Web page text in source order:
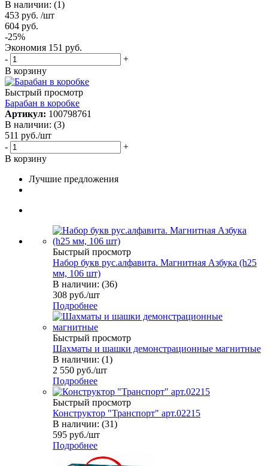
В наличии: (1)
453 руб. /шт
604 руб.
-25%
Экономия 151 руб.
-
+
В корзину
Быстрый просмотр
Барабан в коробке
Артикул: 100798761
В наличии: (3)
511 руб./шт
-
+
В корзину
Лучшие предложения
Быстрый просмотр
Набор букв рус.алфавита. Магнитная Азбука (h25
мм, 106 шт)
В наличии: (36)
308 руб./шт
Подробнее
Быстрый просмотр
Шахматы и шашки демонстрационные магнитные
В наличии: (1)
2 550 руб./шт
Подробнее
Быстрый просмотр
Конструктор "Транспорт" арт.02215
В наличии: (31)
595 руб./шт
Подробнее